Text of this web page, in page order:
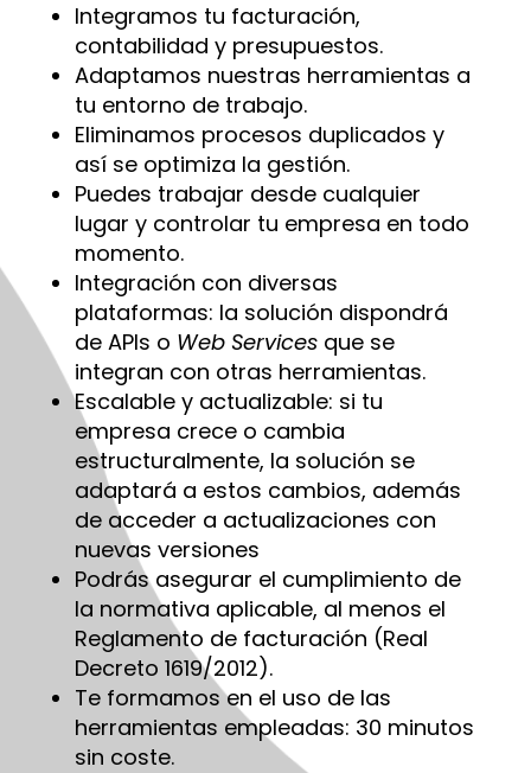
Integramos tu facturación,
contabilidad y presupuestos.
Adaptamos nuestras herramientas a
tu entorno de trabajo.
Eliminamos procesos duplicados y
así se optimiza la gestión.
Puedes trabajar desde cualquier
lugar y controlar tu empresa en todo
momento.
Integración con diversas
plataformas: la solución dispondrá
de APIs o Web Servicesque se
integran con otras herramientas.
Escalable y actualizable: si tu
empresa crece o cambia
estructuralmente, la solución se
adaptará a estos cambios, además
de acceder a actualizaciones con
nuevas versiones
Podrás asegurar el cumplimiento de
la normativa aplicable, al menos el
Reglamento de facturación (Real
Decreto 1619/2012).
Te formamos en el uso de las
herramientas empleadas: 30 minutos
sin coste.